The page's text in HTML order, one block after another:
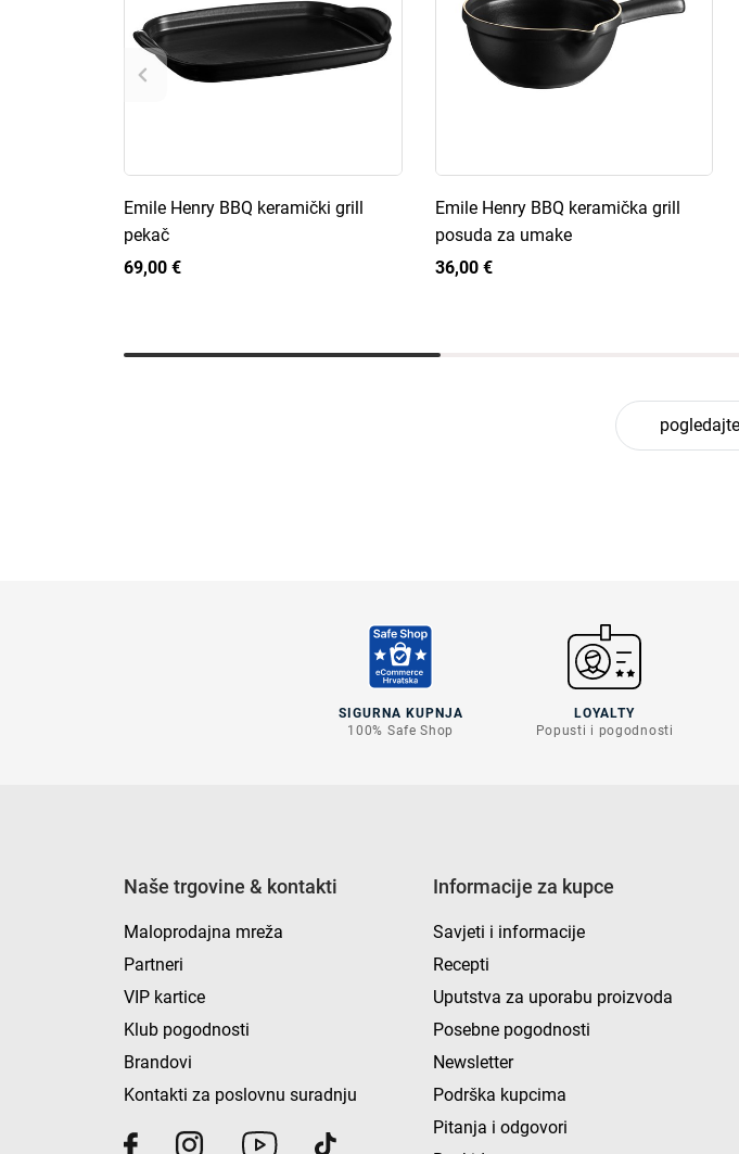
Emile Henry BBQ keramički grill
pekač
69,00 €
Emile Henry BBQ keramička grill
posuda za umake
36,00 €
SIGURNA KUPNJA
100% Safe Shop
LOYALTY
Popusti i pogodnosti
Naše trgovine & kontakti
Maloprodajna mreža
Partneri
VIP kartice
Klub pogodnosti
Brandovi
Kontakti za poslovnu suradnju
Informacije za kupce
Savjeti i informacije
Recepti
Uputstva za uporabu proizvoda
Posebne pogodnosti
Newsletter
Podrška kupcima
Pitanja i odgovori